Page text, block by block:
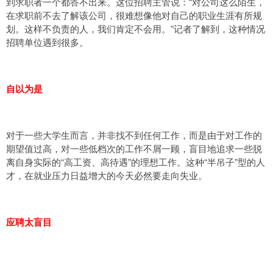
在求职前不去了解该公司，很难想像他对自己的职业生涯有所规
划。这样不负责的人，我们肯定不会用。”记者了解到，这种情况
招聘单位遇到很多。
自以为是
对于一些大学生而言，并非找不到任何工作，而是由于对工作的
期望值过高，对一些低档次的工作不屑一顾，盲目地追求一些脱
离自身实际的“高工资、高待遇”的理想工作。这种“半吊子”型的人
才，在就业压力日益增大的今天必然要走向失业。
应聘太盲目